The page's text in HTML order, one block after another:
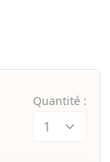
Quantité :